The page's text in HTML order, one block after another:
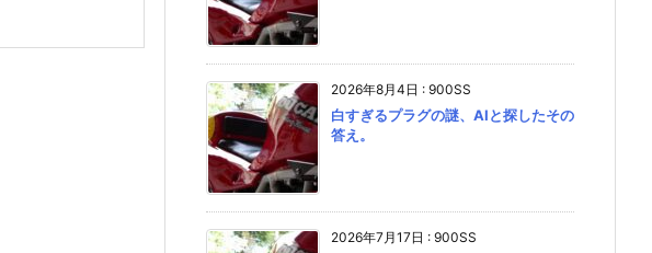
2026年8月4日 : 900SS
白すぎるプラグの謎、AIと探したその
答え。
2026年7月17日 : 900SS